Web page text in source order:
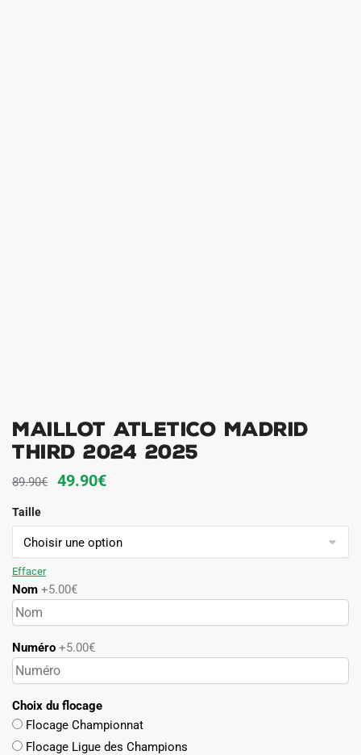
Maillot Atletico Madrid
Third 2024 2025
89.90€
Le
initial
était :
49.90€Le
actuel
est :
Taille
Effacer
Nom +5.00€
Numéro +5.00€
Choix du flocage
Flocage Championnat
Flocage Ligue des Champions